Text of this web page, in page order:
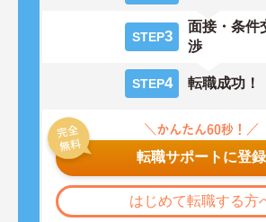
STEP3
面接・条件
渉
STEP4 転職成功！
転職サポートに登録
はじめて転職する方